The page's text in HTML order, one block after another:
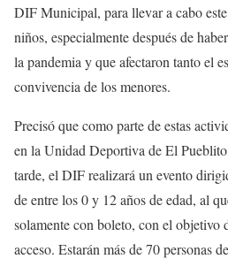
DIF Municipal, para llevar a cabo
niños, especialmente después de
la pandemia y que afectaron tanto el
convivencia de los menores.
Precisó que como parte de estas
en la Unidad Deportiva de El
tarde, el DIF realizará un evento
de entre los 0 y 12 años de edad, al
solamente con boleto, con el objetivo
acceso. Estarán más de 70 personas